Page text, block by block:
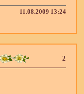
11.08.2009 13:24
2